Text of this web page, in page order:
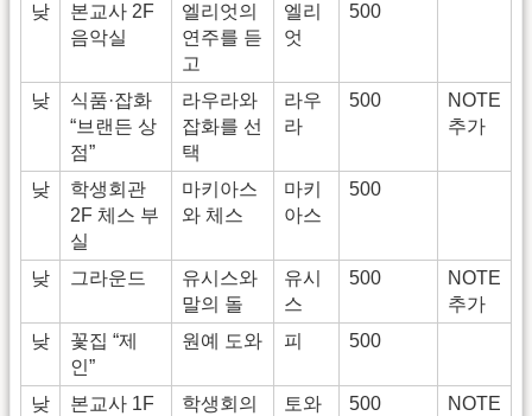
낮
본교사 2F
음악실
엘리엇의
연주를 듣
고
엘리
엇
500
낮
식품·잡화
“브랜든 상
점”
라우라와
잡화를 선
택
라우
라
500
NOTE
추가
낮
학생회관
2F 체스 부
실
마키아스
와 체스
마키
아스
500
낮 그라운드
유시스와
말의 돌
유시
스
500
NOTE
추가
낮
꽃집 “제
인”
원예 도와 피 500
낮
본교사 1F
학생회의
토와 500
NOTE